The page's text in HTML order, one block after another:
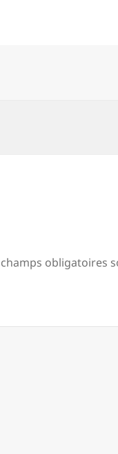
champs obligatoires